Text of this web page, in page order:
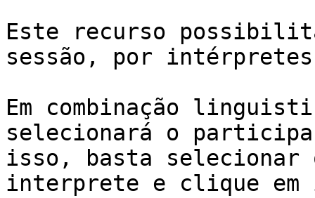
Este recurso
sessão, por
Em combinação
selecionará o
isso, basta selecionar
interprete e clique